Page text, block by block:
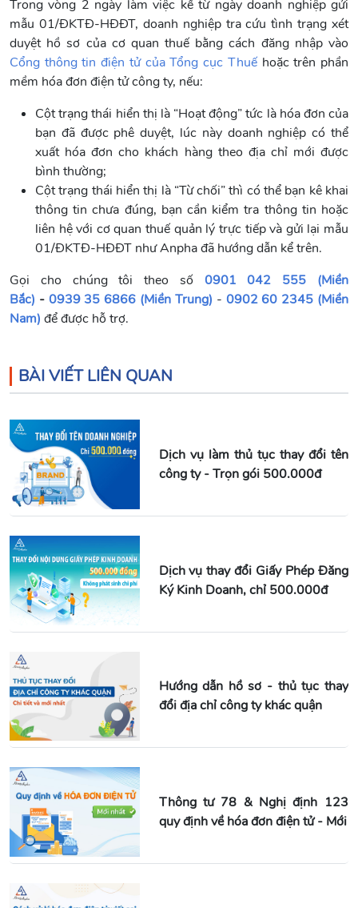
Trong vòng 2 ngày làm việc kể từ ngày doanh nghiệp gửi
mẫu 01/ĐKTĐ-HĐĐT, doanh nghiệp tra cứu tình trạng xét
duyệt hồ sơ của cơ quan thuế bằng cách đăng nhập vào
Cổng thông tin điện tử của Tổng cục Thuếhoặc trên phần
mềm hóa đơn điện tử công ty, nếu:
Cột trạng thái hiển thị là “Hoạt động” tức là hóa đơn của
bạn đã được phê duyệt, lúc này doanh nghiệp có thể
xuất hóa đơn cho khách hàng theo địa chỉ mới được
bình thường;
Cột trạng thái hiển thị là “Từ chối” thì có thể bạn kê khai
thông tin chưa đúng, bạn cần kiểm tra thông tin hoặc
liên hệ với cơ quan thuế quản lý trực tiếp và gửi lại mẫu
01/ĐKTĐ-HĐĐT như Anpha đã hướng dẫn kể trên.
Gọi cho chúng tôi theo số
0901 042 555 (Miền
Bắc) - 0939 35 6866 (Miền Trung) - 0902 60 2345 (Miền
Nam) để được hỗ trợ.
BÀI VIẾT LIÊN QUAN
Dịch vụ làm thủ tục thay đổi tên
công ty - Trọn gói 500.000đ
Dịch vụ thay đổi Giấy Phép Đăng
Ký Kinh Doanh, chỉ 500.000đ
Hướng dẫn hồ sơ - thủ tục thay
đổi địa chỉ công ty khác quận
Thông tư 78 & Nghị định 123
quy định về hóa đơn điện tử - Mới